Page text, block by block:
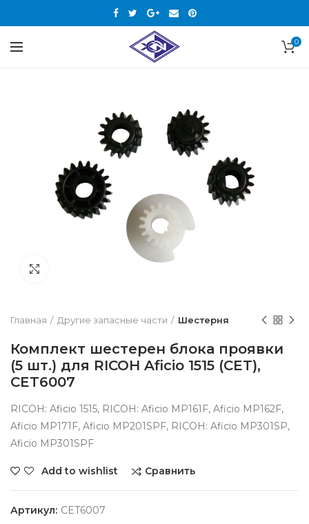
0
Главная Другие запасные части Шестерня
Комплект шестерен блока проявки
(5 шт.) для RICOH Aficio 1515 (CET),
CET6007
RICOH: Aficio 1515, RICOH: Aficio MP161F, Aficio MP162F,
Aficio MP171F, Aficio MP201SPF, RICOH: Aficio MP301SP,
Aficio MP301SPF
Add to wishlist Сравнить
Артикул: CET6007